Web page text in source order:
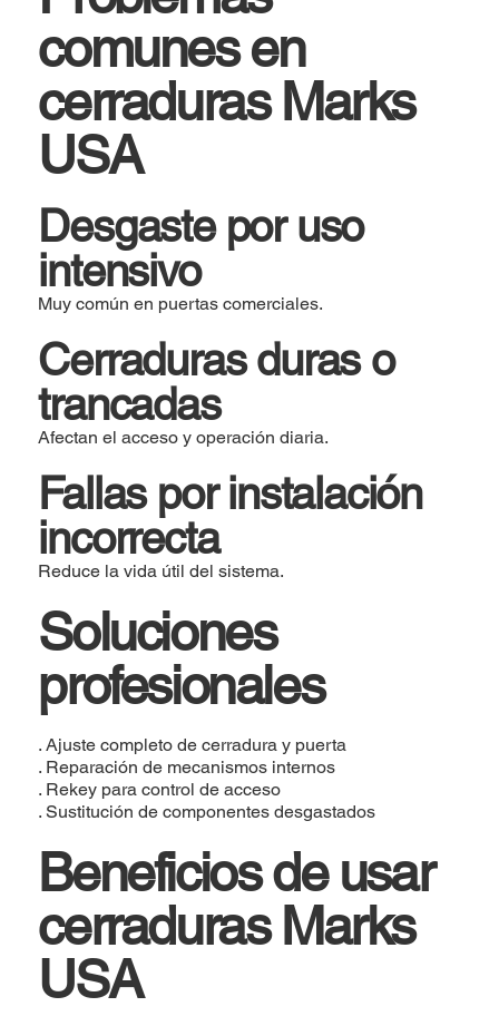
comunes en
cerraduras Marks
USA
Desgaste por uso
intensivo
Muy común en puertas comerciales.
Cerraduras duras o
trancadas
Afectan el acceso y operación diaria.
Fallas por instalación
incorrecta
Reduce la vida útil del sistema.
Soluciones
profesionales
. Ajuste completo de cerradura y puerta
. Reparación de mecanismos internos
. Rekey para control de acceso
. Sustitución de componentes desgastados
Beneficios de usar
cerraduras Marks
USA